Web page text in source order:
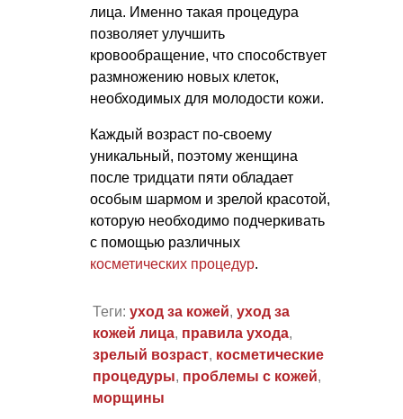
лица. Именно такая процедура
позволяет улучшить
кровообращение, что способствует
размножению новых клеток,
необходимых для молодости кожи.
Каждый возраст по-своему
уникальный, поэтому женщина
после тридцати пяти обладает
особым шармом и зрелой красотой,
которую необходимо подчеркивать
с помощью различных
косметических процедур.
Теги: уход за кожей, уход за
кожей лица, правила ухода,
зрелый возраст, косметические
процедуры, проблемы с кожей,
морщины